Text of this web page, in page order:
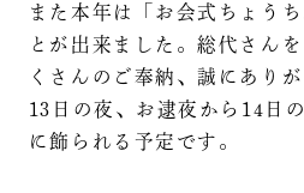
また本年は「お会式ちょう
とが出来ました。総代さん
くさんのご奉納、誠にあり
13日の夜、お逮夜から14日
に飾られる予定です。